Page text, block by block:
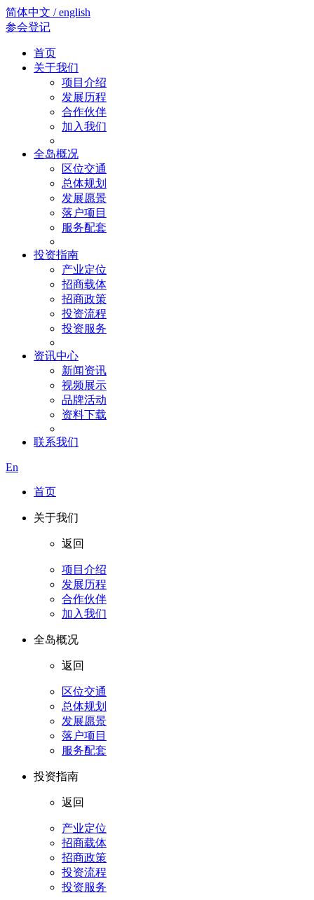
简体中文 / english
参会登记
首页
关于我们
项目介绍
发展历程
合作伙伴
加入我们
全岛概况
区位交通
总体规划
发展愿景
落户项目
服务配套
投资指南
产业定位
招商载体
招商政策
投资流程
投资服务
资讯中心
新闻资讯
视频展示
品牌活动
资料下载
联系我们
En
首页
关于我们
返回
项目介绍
发展历程
合作伙伴
加入我们
全岛概况
返回
区位交通
总体规划
发展愿景
落户项目
服务配套
投资指南
返回
产业定位
招商载体
招商政策
投资流程
投资服务